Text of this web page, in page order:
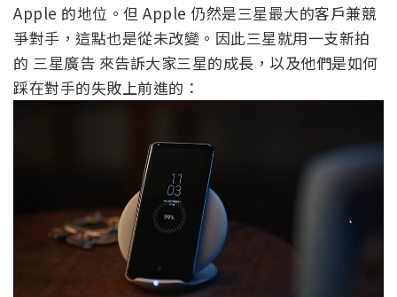
Apple 的地位。但 Apple 仍然是三星最大的客戶兼競
爭對手，這點也是從未改變。因此三星就用一支新拍
的 三星廣告 來告訴大家三星的成長，以及他們是如何
踩在對手的失敗上前進的：